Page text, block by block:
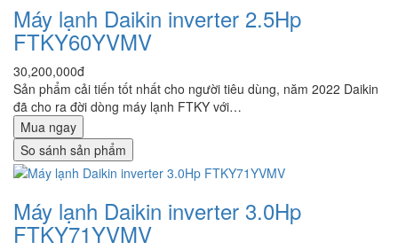
Máy lạnh Daikin inverter 2.5Hp
FTKY60YVMV
30,200,000đ
Sản phẩm cải tiến tốt nhất cho người tiêu dùng, năm 2022 Daikin
đã cho ra đời dòng máy lạnh FTKY với…
Mua ngay
So sánh sản phẩm
Máy lạnh Daikin inverter 3.0Hp
FTKY71YVMV